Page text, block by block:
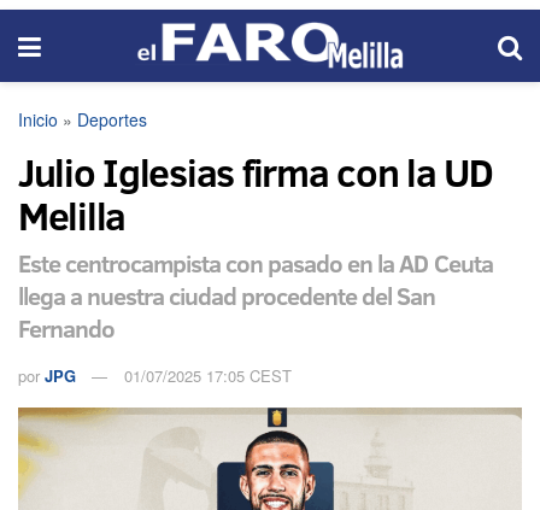
Inicio » Deportes
Julio Iglesias firma con la UD
Melilla
Este centrocampista con pasado en la AD Ceuta
llega a nuestra ciudad procedente del San
Fernando
por JPG 01/07/2025 17:05 CEST